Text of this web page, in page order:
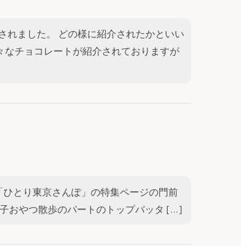
れました。 どの様に紹介されたかといい
チョコレートが紹介されておりますが
とり東京さんぽ」の特集ページの門前
おやつ散歩のパートのトップバッタ […]